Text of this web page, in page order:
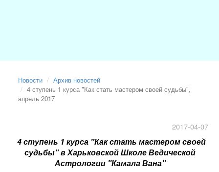
Новости
Архив новостей
4 ступень 1 курса "Как стать мастером своей судьбы",
апрель 2017
2017-04-07
4 ступень 1 курса "Как стать мастером своей
судьбы" в Харьковской Школе Ведической
Астрологии "Камала Вана"